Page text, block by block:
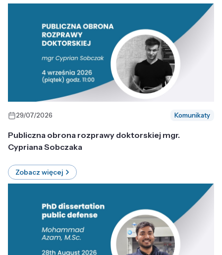
29/07/2026 Komunikaty
Publiczna obrona rozprawy doktorskiej mgr.
Cypriana Sobczaka
Zobacz więcej